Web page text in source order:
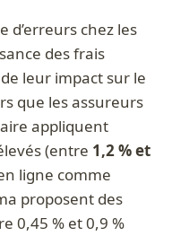
d’erreurs chez les
des frais
leur impact sur le
que les assureurs
appliquent
(entre 1,2 % et
ligne comme
proposent des
0,45 % et 0,9 %